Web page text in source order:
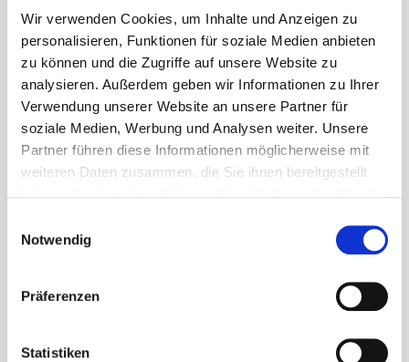
Wir verwenden Cookies, um Inhalte und Anzeigen zu
personalisieren, Funktionen für soziale Medien anbieten
zu können und die Zugriffe auf unsere Website zu
analysieren. Außerdem geben wir Informationen zu Ihrer
Verwendung unserer Website an unsere Partner für
soziale Medien, Werbung und Analysen weiter. Unsere
Partner führen diese Informationen möglicherweise mit
weiteren Daten zusammen, die Sie ihnen bereitgestellt
unsererDatenschutzerklärung
Notwendig
Präferenzen
Statistiken
Sonderzeichenenthalten muss.
Passwort
Passwort wiederholen
Börsenvereins-Newsletter
Branchen Monitor BUCH Newsletter